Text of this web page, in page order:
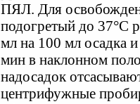
ПЯЛ. Для
подогретый до 37°С
мл на 100 мл осадка
мин в наклонном
надосадок
центрифужные